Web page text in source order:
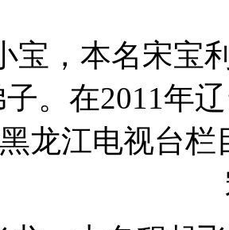
，本名宋宝利
。在2011年
龙江电视台